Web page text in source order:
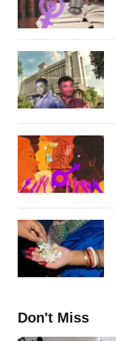
Don't Miss